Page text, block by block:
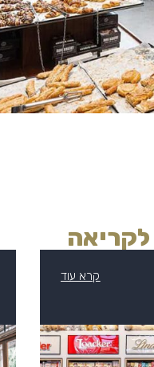
לקריאה
קרא עוד